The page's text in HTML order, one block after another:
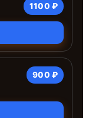
1100 ₽
900 ₽